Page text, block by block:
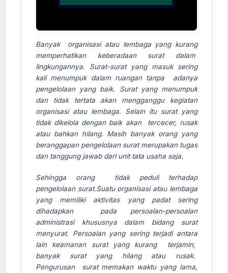
Banyak organisasi atau lembaga yang kurang
memperhatikan keberadaan surat dalam
lingkungannya. Surat-surat yang masuk sering
kali menumpuk dalam ruangan tanpa adanya
pengelolaan yang baik. Surat yang menumpuk
dan tidak tertata akan mengganggu kegiatan
organisasi atau lembaga. Selain itu surat yang
tidak dikelola dengan baik akan tercecer, rusak
atau bahkan hilang. Masih banyak orang yang
beranggapan pengelolaan surat merupakan tugas
dan tanggung jawab dari unit tata usaha saja.
Sehingga orang tidak peduli terhadap
pengelolaan surat.Suatu organisasi atau lembaga
yang memiliki aktivitas yang padat sering
dihadapkan pada persoalan-persoalan
administrasi khususnya dalam bidang surat
menyurat. Persoalan yang sering terjadi antara
lain keamanan surat yang kurang terjamin,
banyak surat yang hilang atau rusak.
Pengurusan surat memakan waktu yang lama,
AI Assistant JIPS
Online
Welcome to Jurnal Pendidikan
Scholastic